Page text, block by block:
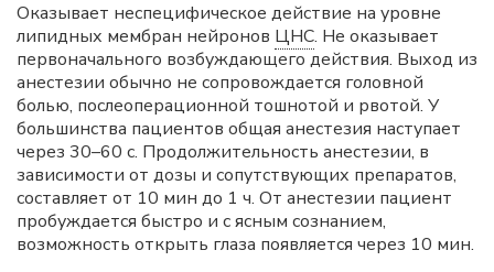
Оказывает неспецифическое действие на уровне
липидных мембран нейронов ЦНС. Не оказывает
первоначального возбуждающего действия. Выход из
анестезии обычно не сопровождается головной
болью, послеоперационной тошнотой и рвотой. У
большинства пациентов общая анестезия наступает
через 30–60 с. Продолжительность анестезии, в
зависимости от дозы и сопутствующих препаратов,
составляет от 10 мин до 1 ч. От анестезии пациент
пробуждается быстро и с ясным сознанием,
возможность открыть глаза появляется через 10 мин.